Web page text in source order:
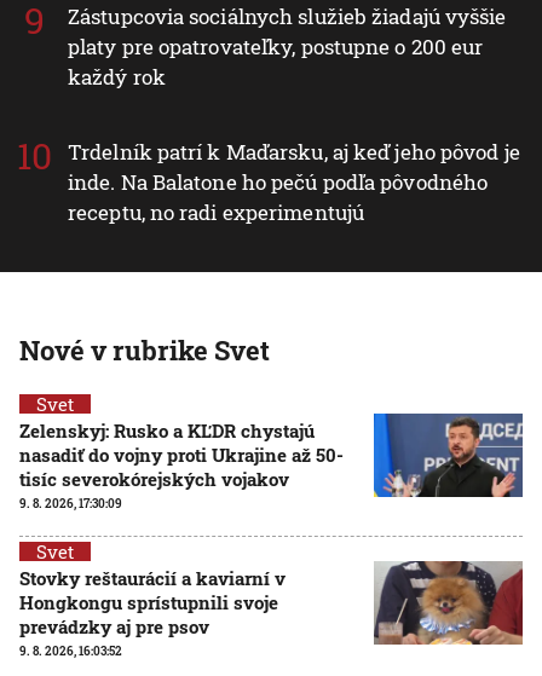
Zástupcovia sociálnych služieb žiadajú vyššie
platy pre opatrovateľky, postupne o 200 eur
každý rok
Trdelník patrí k Maďarsku, aj keď jeho pôvod je
inde. Na Balatone ho pečú podľa pôvodného
receptu, no radi experimentujú
Nové v rubrike Svet
Svet
Zelenskyj: Rusko a KĽDR chystajú
nasadiť do vojny proti Ukrajine až 50-
tisíc severokórejských vojakov
9. 8. 2026, 17:30:09
Svet
Stovky reštaurácií a kaviarní v
Hongkongu sprístupnili svoje
prevádzky aj pre psov
9. 8. 2026, 16:03:52